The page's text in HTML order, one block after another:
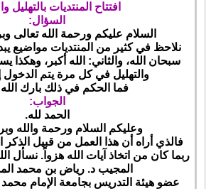
افتتاح المنتديات بالتهليل
السؤال:
السلام عليكم ورحمة الله تعالى
نلاحظ في كثير من المنتديات مواضيع
سبحان الله، والثاني: الله أكبر، وهكذا
والتهليل في كل مرة يتم الدخول
فما الحكم في ذلك بارك
الجواب:
الحمد لله.
وعليكم السلام ورحمة والله
فالذي أراه أن هذا العمل من قبيل الذكر
ربما كان من اتخاذ آيات الله هزواً. نسأل
المجيب د. رياض بن محمد
عضو هيئة التدريس بجامعة الإمام